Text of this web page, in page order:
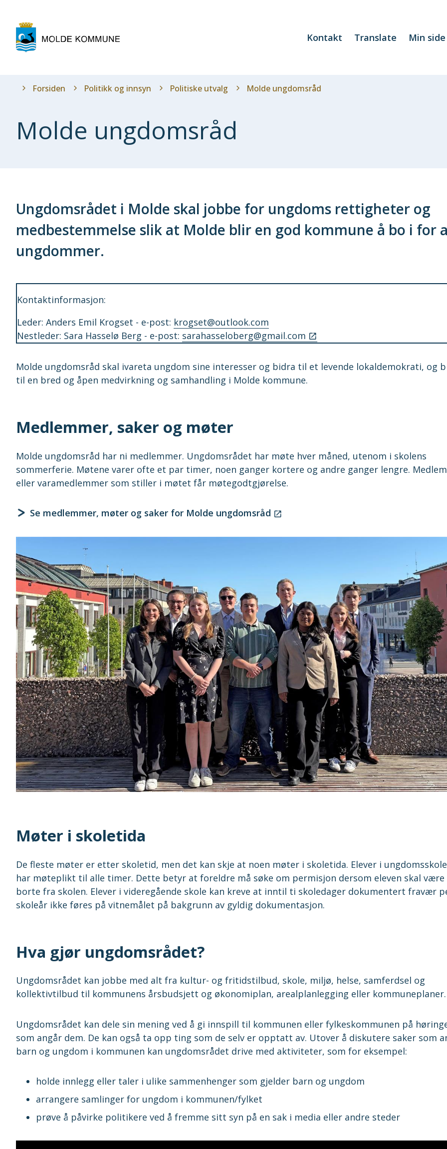
kommune
Kontakt Translate Min side
Du
Forsiden Politikk og innsyn Politiske utvalg Molde ungdomsråd
Molde ungdomsråd
Ungdomsrådet i Molde skal jobbe for ungdoms rettigheter og
medbestemmelse slik at Molde blir en god kommune å bo i for
ungdommer.
Kontaktinformasjon:
Leder: Anders Emil Krogset - e-post: krogset@outlook.com
Nestleder: Sara Hasselø Berg - e-post: sarahasseloberg@gmail.com
Molde ungdomsråd skal ivareta ungdom sine interesser og bidra til et levende lokaldemokrati, og
til en bred og åpen medvirkning og samhandling i Molde kommune.
Medlemmer, saker og møter
Molde ungdomsråd har ni medlemmer. Ungdomsrådet har møte hver måned, utenom i skolens
sommerferie. Møtene varer ofte et par timer, noen ganger kortere og andre ganger lengre.
eller varamedlemmer som stiller i møtet får møtegodtgjørelse.
Se medlemmer, møter og saker for Molde ungdomsråd
Møter i skoletida
De fleste møter er etter skoletid, men det kan skje at noen møter i skoletida. Elever i
har møteplikt til alle timer. Dette betyr at foreldre må søke om permisjon dersom eleven skal være
borte fra skolen. Elever i videregående skole kan kreve at inntil ti skoledager dokumentert fravær
skoleår ikke føres på vitnemålet på bakgrunn av gyldig dokumentasjon.
Hva gjør ungdomsrådet?
Ungdomsrådet kan jobbe med alt fra kultur- og fritidstilbud, skole, miljø, helse, samferdsel og
kollektivtilbud til kommunens årsbudsjett og økonomiplan, arealplanlegging eller kommuneplaner.
Ungdomsrådet kan dele sin mening ved å gi innspill til kommunen eller fylkeskommunen på
som angår dem. De kan også ta opp ting som de selv er opptatt av. Utover å diskutere saker som
barn og ungdom i kommunen kan ungdomsrådet drive med aktiviteter, som for eksempel:
holde innlegg eller taler i ulike sammenhenger som gjelder barn og ungdom
arrangere samlinger for ungdom i kommunen/fylket
prøve å påvirke politikere ved å fremme sitt syn på en sak i media eller andre steder